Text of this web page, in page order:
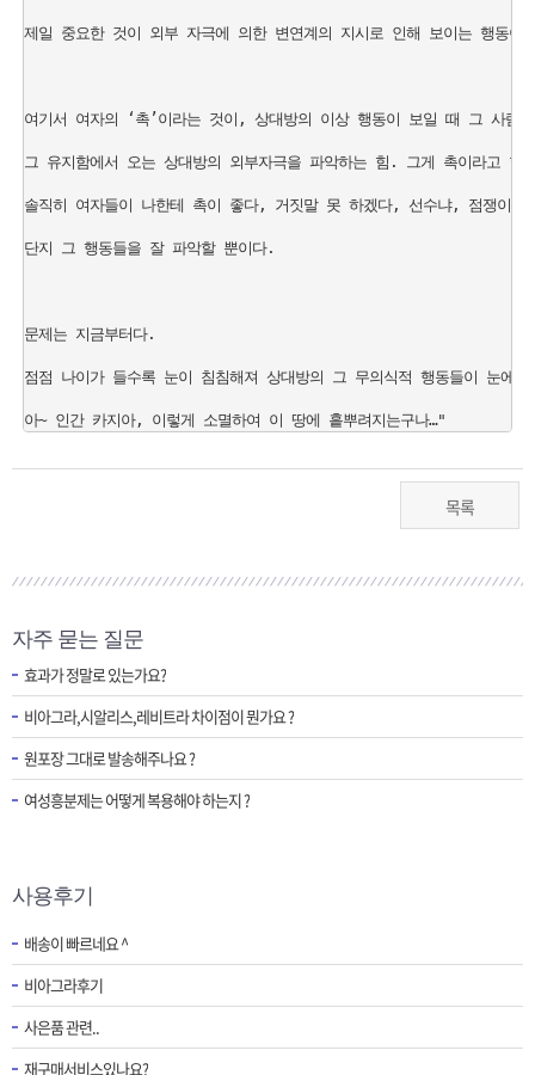
제일 중요한 것이 외부 자극에 의한 변연계의 지시로 인해 보이는 행동이
여기서 여자의 ‘촉’이라는 것이, 상대방의 이상 행동이 보일 때 그 사람
그 유지함에서 오는 상대방의 외부자극을 파악하는 힘. 그게 촉이라고
솔직히 여자들이 나한테 촉이 좋다, 거짓말 못 하겠다, 선수냐, 점쟁이
단지 그 행동들을 잘 파악할 뿐이다.
문제는 지금부터다.
점점 나이가 들수록 눈이 침침해져 상대방의 그 무의식적 행동들이 눈
목록
자주 묻는 질문
효과가 정말로 있는가요?
비아그라,시알리스,레비트라 차이점이 뭔가요 ?
원포장 그대로 발송해주나요 ?
여성흥분제는 어떻게 복용해야 하는지 ?
사용후기
배송이 빠르네요 ^
비아그라후기
사은품 관련..
재구매서비스있나요?